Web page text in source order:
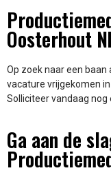
Oosterhout
Op zoek naar een baan
vacature vrijgekomen
Solliciteer vandaag
Ga aan de